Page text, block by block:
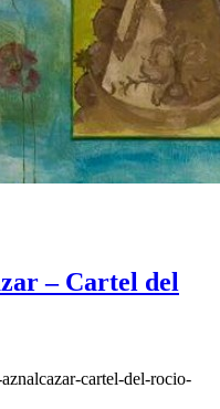
– Cartel del
cartel-del-rocio-